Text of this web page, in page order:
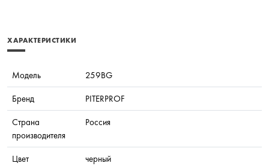
ХАРАКТЕРИСТИКИ
Модель
259BG
Бренд
PITERPROF
Страна
производителя
Россия
Цвет
черный